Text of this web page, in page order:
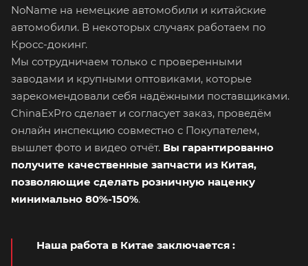
NoName на немецкие автомобили и китайские
автомобили. В некоторых случаях работаем по
Кросс-докинг.
Мы сотрудничаем только с проверенными
заводами и крупными оптовиками, которые
зарекомендовали себя надёжными поставщиками.
ChinaExPro сделает и согласует заказ, проведём
онлайн инспекцию совместно с Покупателем,
вышлет фото и видео отчёт. Вы гарантированно
получите качественные запчасти из Китая,
позволяющие сделать розничную наценку
минимально 80%-150%.
Наша работа в Китае заключается :